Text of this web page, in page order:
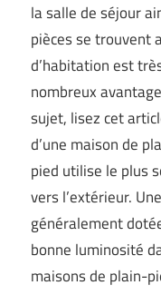
la salle de séjour
pièces se trouvent
d’habitation est
nombreux
sujet, lisez cet
d’une maison de
pied utilise le plus
vers l’extérieur.
généralement
bonne luminosité
maisons de plain-